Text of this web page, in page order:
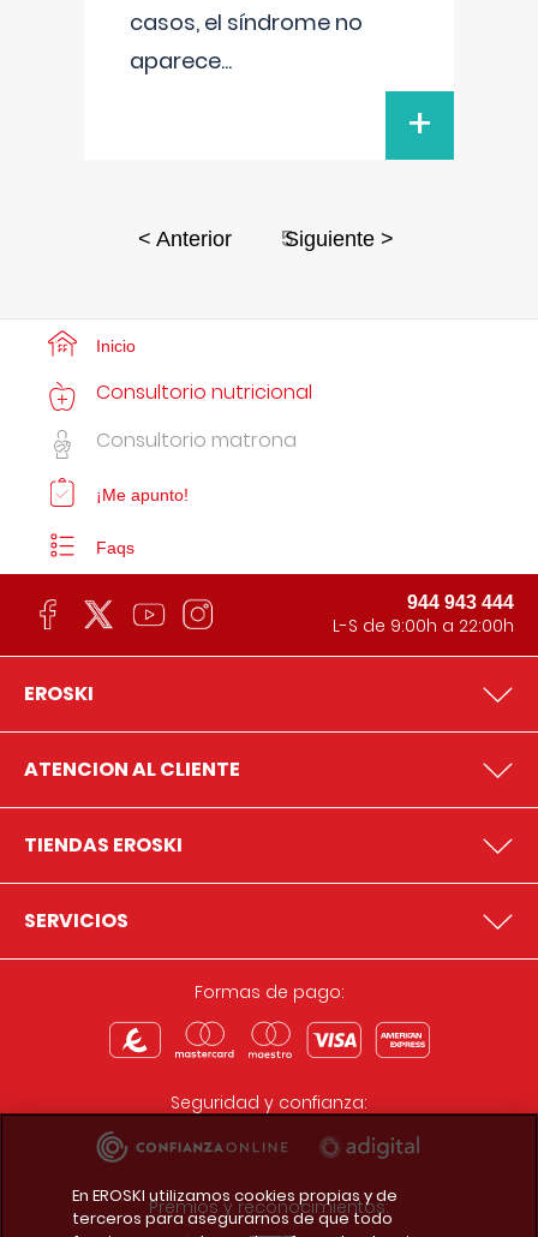
casos, el síndrome no
aparece...
+
< Anterior 5
Siguiente >
Inicio
Consultorio nutricional
Consultorio matrona
¡Me apunto!
Faqs
944 943 444
L-S de 9:00h a 22:00h
EROSKI
ATENCION AL CLIENTE
TIENDAS EROSKI
SERVICIOS
Formas de pago:
Seguridad y confianza:
Premios y reconocimientos:
En EROSKI utilizamos cookies propias y de
terceros para asegurarnos de que todo